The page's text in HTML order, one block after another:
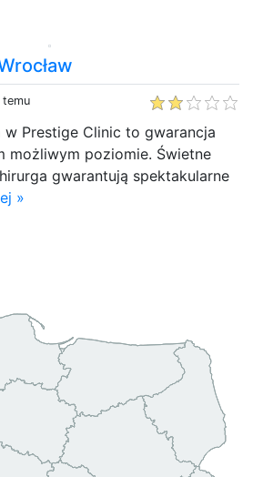
temu
Prestige Clinic to gwarancja
możliwym poziomie. Świetne
gwarantują spektakularne
»